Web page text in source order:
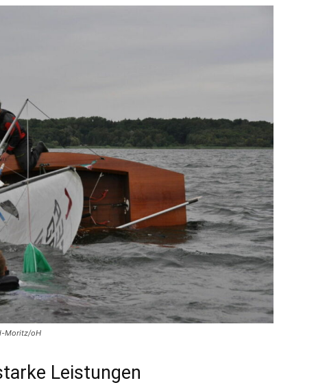
Moritz/oH
Leistungen